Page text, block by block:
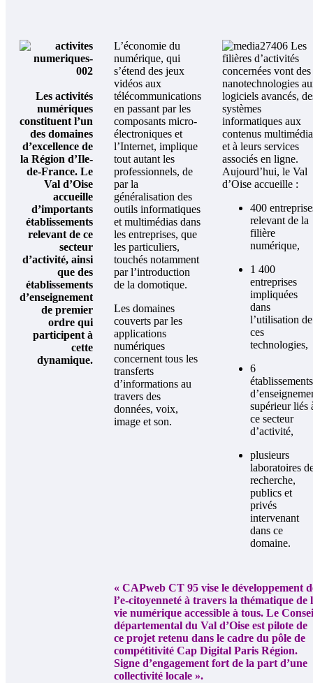
Les activités
numériques
constituent l’un
des domaines
d’excellence de
la Région d’Ile-
de-France. Le
Val d’Oise
accueille
d’importants
établissements
relevant de ce
secteur
d’activité, ainsi
que des
établissements
d’enseignement
de premier
ordre qui
participent à
cette
dynamique.
L’économie du
numérique, qui
s’étend des jeux
vidéos aux
télécommunications
en passant par les
composants micro-
électroniques et
l’Internet, implique
tout autant les
professionnels, de
par la
généralisation des
outils informatiques
et multimédias dans
les entreprises, que
les particuliers,
touchés notamment
par l’introduction
de la domotique.
Les domaines
couverts par les
applications
numériques
concernent tous les
transferts
d’informations au
travers des
données, voix,
image et son.
Les
filières d’activités
concernées vont des
nanotechnologies
logiciels avancés,
systèmes
informatiques aux
contenus
et à leurs services
associés en ligne.
Aujourd’hui, le Val
d’Oise accueille :
400
relevant de la
filière
numérique,
1 400
entreprises
impliquées
dans
l’utilisation de
ces
technologies,
6
établissements
supérieur liés
ce secteur
d’activité,
plusieurs
laboratoires
recherche,
publics et
privés
intervenant
dans ce
domaine.
« CAPweb CT 95 vise le développement
l’e-citoyenneté à travers la thématique de
vie numérique accessible à tous. Le
départemental du Val d’Oise est pilote de
ce projet retenu dans le cadre du pôle de
compétitivité Cap Digital Paris Région.
Signe d’engagement fort de la part d’une
collectivité locale ».